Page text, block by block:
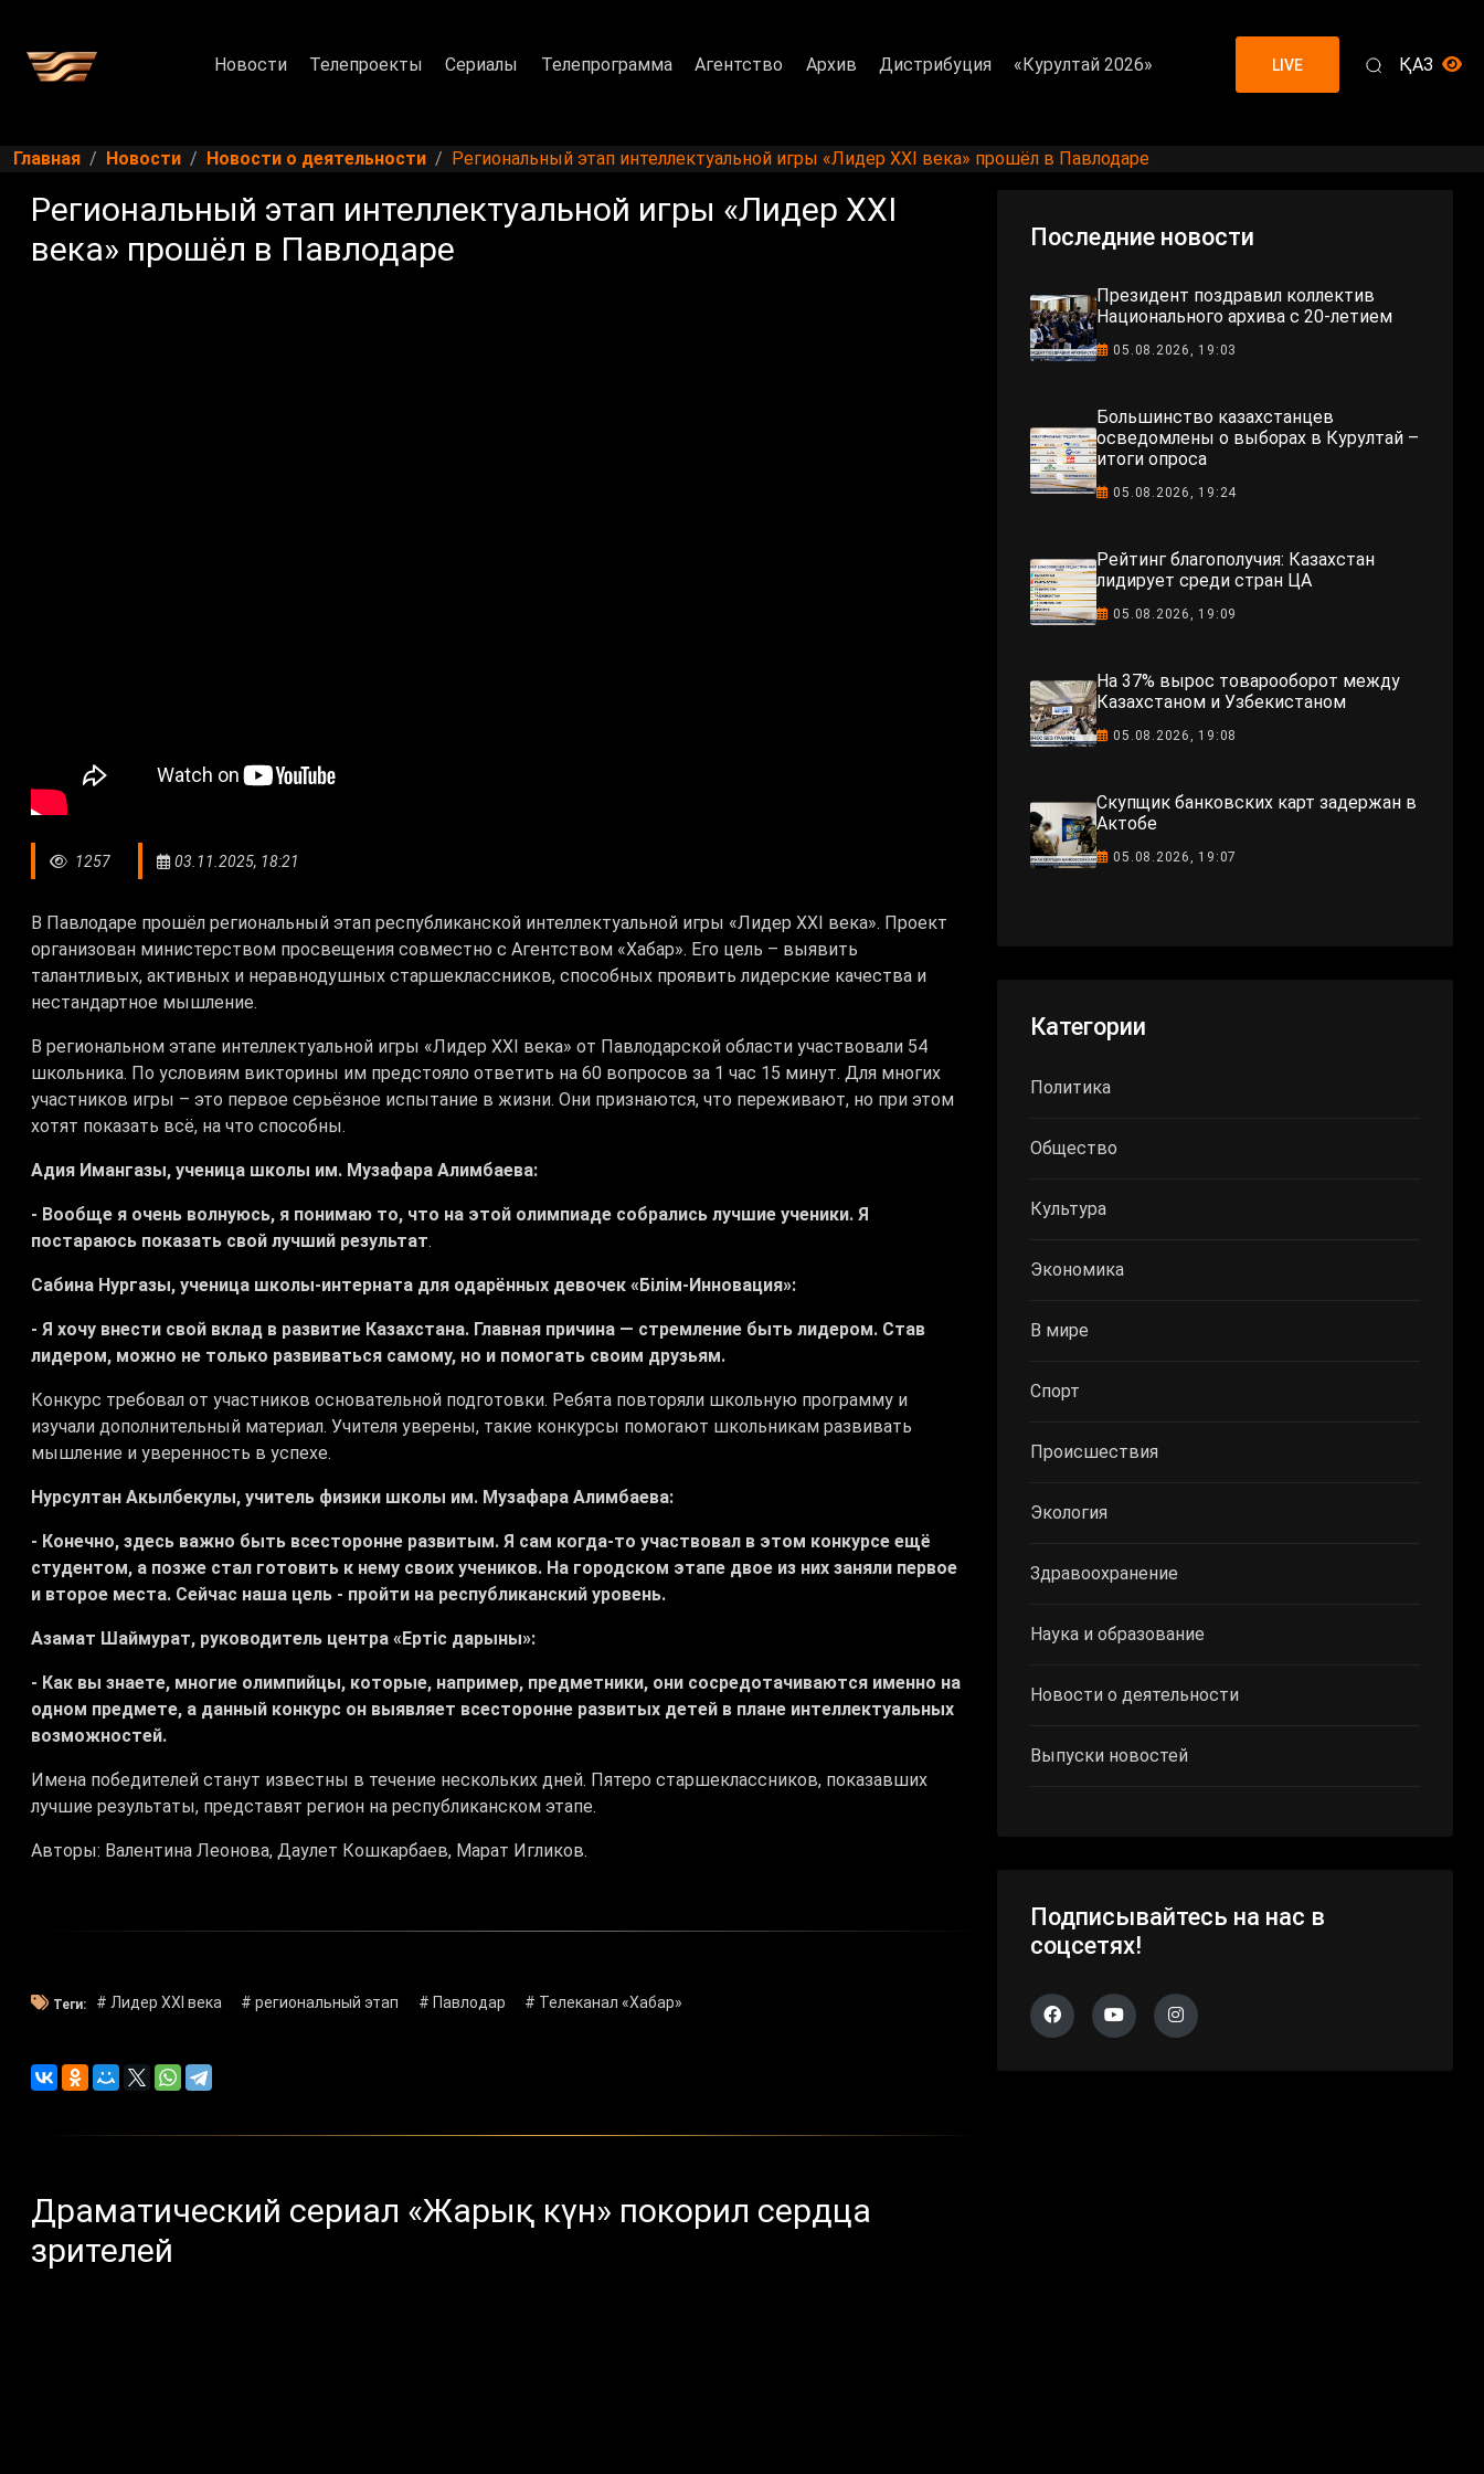
Новости Телепроекты Сериалы Телепрограмма Агентство Архив Дистрибуция «Курултай 2026» LIVE ҚАЗ
Главная Новости Новости о деятельности Региональный этап интеллектуальной игры «Лидер XXI века» прошёл в Павлодаре
Региональный этап интеллектуальной игры «Лидер XXI
века» прошёл в Павлодаре
1257 03.11.2025, 18:21
В Павлодаре прошёл региональный этап республиканской интеллектуальной игры «Лидер XXI века». Проект
организован министерством просвещения совместно с Агентством «Хабар». Его цель – выявить
талантливых, активных и неравнодушных старшеклассников, способных проявить лидерские качества и
нестандартное мышление.
В региональном этапе интеллектуальной игры «Лидер XXI века» от Павлодарской области участвовали 54
школьника. По условиям викторины им предстояло ответить на 60 вопросов за 1 час 15 минут. Для многих
участников игры – это первое серьёзное испытание в жизни. Они признаются, что переживают, но при этом
хотят показать всё, на что способны.
Адия Имангазы, ученица школы им. Музафара Алимбаева:
- Вообще я очень волнуюсь, я понимаю то, что на этой олимпиаде собрались лучшие ученики. Я
постараюсь показать свой лучший результат.
Сабина Нургазы, ученица школы-интерната для одарённых девочек «Білім-Инновация»:
- Я хочу внести свой вклад в развитие Казахстана. Главная причина — стремление быть лидером. Став
лидером, можно не только развиваться самому, но и помогать своим друзьям.
Конкурс требовал от участников основательной подготовки. Ребята повторяли школьную программу и
изучали дополнительный материал. Учителя уверены, такие конкурсы помогают школьникам развивать
мышление и уверенность в успехе.
Нурсултан Акылбекулы, учитель физики школы им. Музафара Алимбаева:
- Конечно, здесь важно быть всесторонне развитым. Я сам когда-то участвовал в этом конкурсе ещё
студентом, а позже стал готовить к нему своих учеников. На городском этапе двое из них заняли первое
и второе места. Сейчас наша цель - пройти на республиканский уровень.
Азамат Шаймурат, руководитель центра «Ертіс дарыны»:
- Как вы знаете, многие олимпийцы, которые, например, предметники, они сосредотачиваются именно на
одном предмете, а данный конкурс он выявляет всесторонне развитых детей в плане интеллектуальных
возможностей.
Имена победителей станут известны в течение нескольких дней. Пятеро старшеклассников, показавших
лучшие результаты, представят регион на республиканском этапе.
Авторы: Валентина Леонова, Даулет Кошкарбаев, Марат Игликов.
Теги: # Лидер XXI века # региональный этап # Павлодар # Телеканал «Хабар»
Драматический сериал «Жарық күн» покорил сердца
зрителей
Последние новости
Президент поздравил коллектив
Национального архива с 20-летием
05.08.2026, 19:03
Большинство казахстанцев
осведомлены о выборах в Курултай –
итоги опроса
05.08.2026, 19:24
Рейтинг благополучия: Казахстан
лидирует среди стран ЦА
05.08.2026, 19:09
На 37% вырос товарооборот между
Казахстаном и Узбекистаном
05.08.2026, 19:08
Скупщик банковских карт задержан в
Актобе
05.08.2026, 19:07
Категории
Политика
Общество
Культура
Экономика
В мире
Спорт
Происшествия
Экология
Здравоохранение
Наука и образование
Новости о деятельности
Выпуски новостей
Подписывайтесь на нас в
соцсетях!